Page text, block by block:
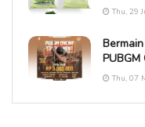
Thu, 29
Thu, 07